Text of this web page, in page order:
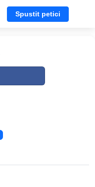
Spustit petici